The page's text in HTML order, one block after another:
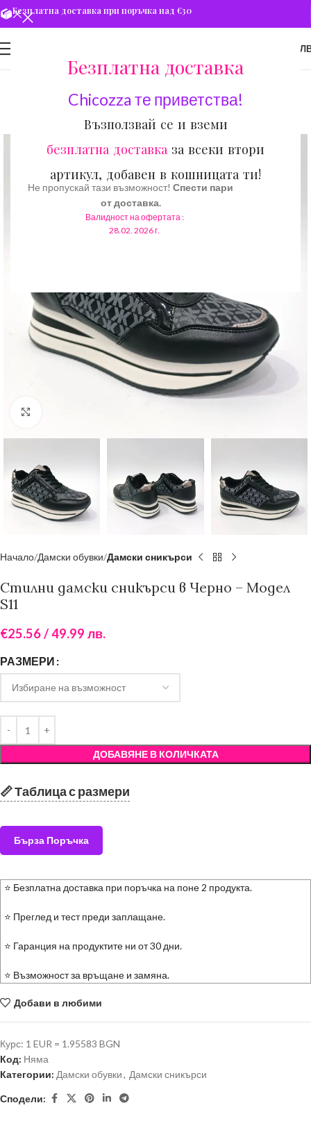
Безплатна доставка
Chicozza те приветства!
Възползвай се и вземи
безплатна доставка за всеки втори
артикул, добавен в кошницата ти!
Не пропускай тази възможност!Спести пари
от доставка.
Валидност на офертата :
28.02. 2026 г.
/ 0.00
Начало Дамски обувки Дамски сникърси
Стилни дамски сникърси в Черно – Модел
S11
€25.56/ 49.99 лв.
РАЗМЕРИ
ДОБАВЯНЕ В КОЛИЧКАТА
📏 Таблица с размери
Бърза Поръчка
⭐ Безплатна доставка при поръчка на поне 2 продукта.
⭐ Преглед и тест преди заплащане.
⭐ Гаранция на продуктите ни от 30 дни.
⭐ Възможност за връщане и замяна.
Добави в любими
Курс: 1 EUR = 1.95583 BGN
Код: Няма
Категории: Дамски обувки, Дамски сникърси
Сподели:
Безплатна доставка при поръчка над €30